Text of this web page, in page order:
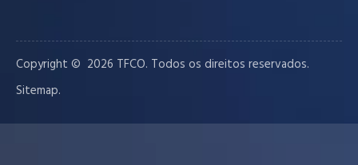
Copyright © ️ 2026 TFCO. Todos os direitos reservados.
Sitemap.